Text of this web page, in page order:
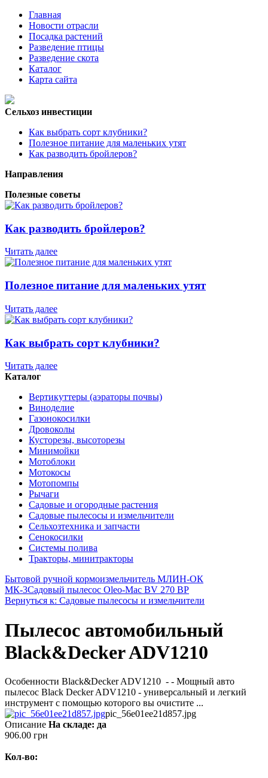
Главная
Новости отрасли
Посадка растений
Разведение птицы
Разведение скота
Каталог
Карта сайта
Сельхоз инвестиции
Как выбрать сорт клубники?
Полезное питание для маленьких утят
Как разводить бройлеров?
Направления
Полезные советы
Как разводить бройлеров?
Читать далее
Полезное питание для маленьких утят
Читать далее
Как выбрать сорт клубники?
Читать далее
Каталог
Вертикуттеры (аэраторы почвы)
Виноделие
Газонокосилки
Дровоколы
Кусторезы, высоторезы
Минимойки
Мотоблоки
Мотокосы
Мотопомпы
Рычаги
Садовые и огородные растения
Садовые пылесосы и измельчители
Сельхозтехника и запчасти
Сенокосилки
Системы полива
Тракторы, минитракторы
Бытовой ручной кормоизмельчитель МЛИН-ОК
МК-3Садовый пылесос Oleo-Mac BV 270 BP
Вернуться к: Садовые пылесосы и измельчители
Пылесос автомобильный
Black&Decker ADV1210
Особенности Black&Decker ADV1210 - - Мощный авто
пылесос Black Decker ADV1210 - универсальный и легкий
инструмент с помощью которого вы очистите ...
pic_56e01ee21d857.jpg
Описание На складе: да
906.00 грн
Кол-во: